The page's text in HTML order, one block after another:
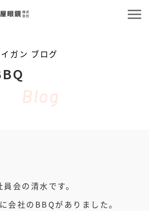
Blog
ガン ブログ
会の清水です。
会社のBBQがありました。